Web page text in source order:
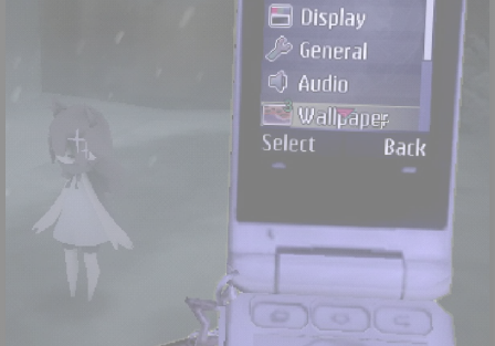
🎒 Extraction Shooter
👁️ Immersive Sim
👤 Infiltration 🃏 Jeu de cartes
🥊 Jeu de combat
⛩️ JRPG 🌀 Metroidvania
🌐 MMORPG 🔍 Objets cachés
🏃 Plateforme